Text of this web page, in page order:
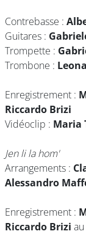
Contrebasse :
Guitares :
Trompette :
Trombone :
Enregistrement :
Riccardo Brizi
Vidéoclip : Maria
Jen li la hom'
Arrangements :
Alessandro
Enregistrement :
Riccardo Brizi